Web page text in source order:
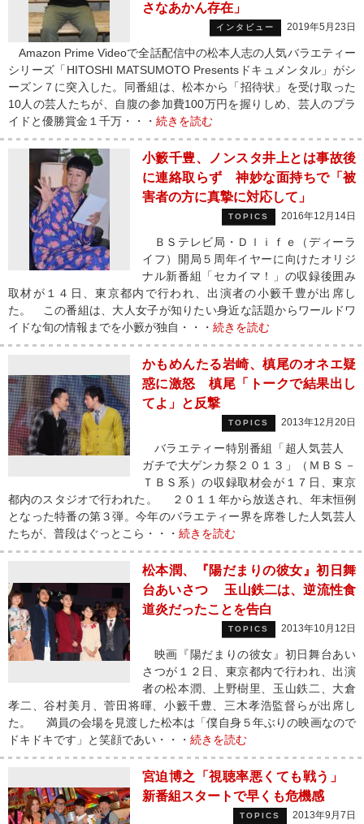
さなあかん存在」
インタビュー 2019年5月23日
Amazon Prime Videoで全話配信中の松本人志の人気バラエティー
シリーズ「HITOSHI MATSUMOTO Presentsドキュメンタル」がシ
ーズン７に突入した。同番組は、松本から「招待状」を受け取った
10人の芸人たちが、自腹の参加費100万円を握りしめ、芸人のプラ
イドと優勝賞金１千万・・・ 続きを読む
小籔千豊、ノンスタ井上とは事故後
に連絡取らず 神妙な面持ちで「被
害者の方に真摯に対応して」
TOPICS 2016年12月14日
ＢＳテレビ局・Ｄｌｉｆｅ（ディーラ
イフ）開局５周年イヤーに向けたオリジ
ナル新番組「セカイマ！」の収録後囲み
取材が１４日、東京都内で行われ、出演者の小籔千豊が出席し
た。 この番組は、大人女子が知りたい身近な話題からワールドワ
イドな旬の情報までを小籔が独自・・・ 続きを読む
かもめんたる岩崎、槙尾のオネエ疑
惑に激怒 槙尾「トークで結果出し
てよ」と反撃
TOPICS 2013年12月20日
バラエティー特別番組「超人気芸人
ガチで大ゲンカ祭２０１３」（ＭＢＳ－
ＴＢＳ系）の収録取材会が１７日、東京
都内のスタジオで行われた。 ２０１１年から放送され、年末恒例
となった特番の第３弾。今年のバラエティー界を席巻した人気芸人
たちが、普段はぐっとこら・・・ 続きを読む
松本潤、『陽だまりの彼女』初日舞
台あいさつ 玉山鉄二は、逆流性食
道炎だったことを告白
TOPICS 2013年10月12日
映画『陽だまりの彼女』初日舞台あい
さつが１２日、東京都内で行われ、出演
者の松本潤、上野樹里、玉山鉄二、大倉
孝二、谷村美月、菅田将暉、小籔千豊、三木孝浩監督らが出席し
た。 満員の会場を見渡した松本は「僕自身５年ぶりの映画なので
ドキドキです」と笑顔であい・・・ 続きを読む
宮迫博之「視聴率悪くても戦う」
新番組スタートで早くも危機感
TOPICS 2013年9月7日